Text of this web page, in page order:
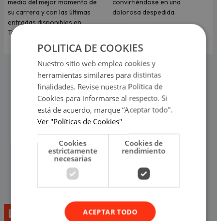
medio del mejor momento de
su carrera y con las últimas
entradas disponibles en
Teleticket.
convirtiéndose en una
dolorosa despedida.
Lo último
POLITICA DE COOKIES
Nuestro sitio web emplea cookies y
herramientas similares para distintas
finalidades. Revise nuestra Política de
Cookies para informarse al respecto. Si
está de acuerdo, marque “Aceptar todo".
Ver "Políticas de Cookies"
Cookies
estrictamente
necesarias
Cookies de
rendimiento
ACEPTAR TODO